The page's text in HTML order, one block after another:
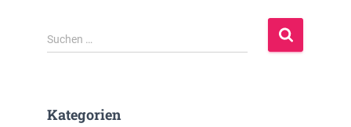
S
u
n
Suchen …
Kategorien